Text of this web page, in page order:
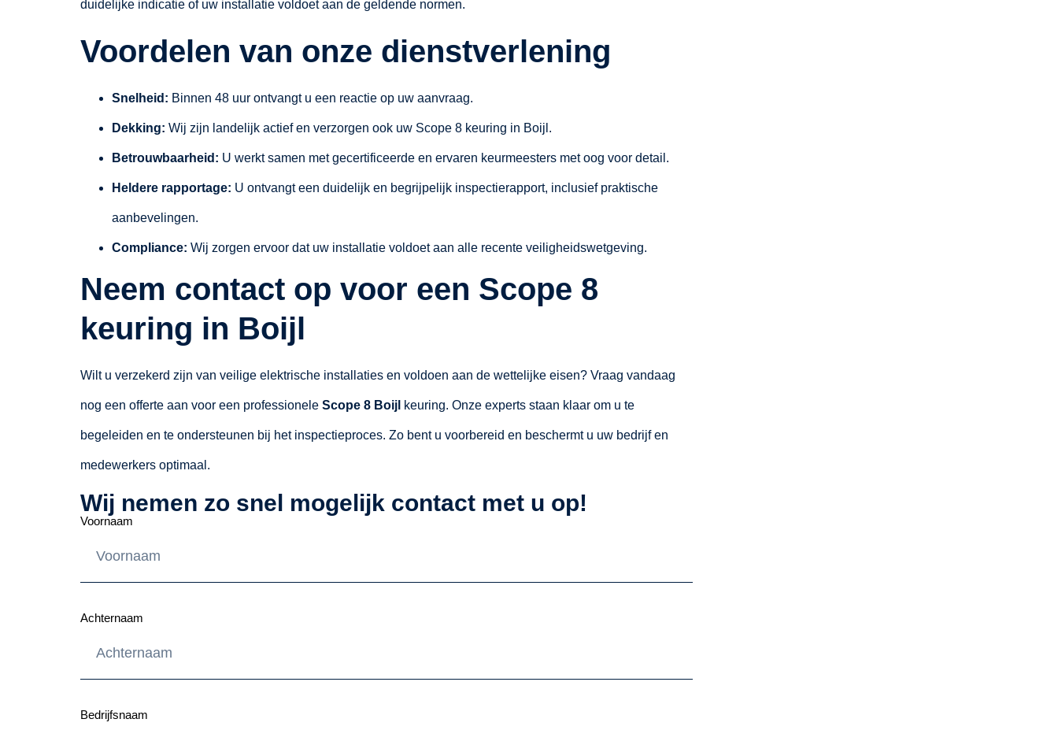
duidelijke indicatie of uw installatie voldoet aan de geldende normen.
Voordelen van onze dienstverlening
Snelheid: Binnen 48 uur ontvangt u een reactie op uw aanvraag.
Dekking: Wij zijn landelijk actief en verzorgen ook uw Scope 8 keuring in Boijl.
Betrouwbaarheid: U werkt samen met gecertificeerde en ervaren keurmeesters met oog voor detail.
Heldere rapportage: U ontvangt een duidelijk en begrijpelijk inspectierapport, inclusief praktische
aanbevelingen.
Compliance: Wij zorgen ervoor dat uw installatie voldoet aan alle recente veiligheidswetgeving.
Neem contact op voor een Scope 8
keuring in Boijl
Wilt u verzekerd zijn van veilige elektrische installaties en voldoen aan de wettelijke eisen? Vraag vandaag
nog een offerte aan voor een professionele Scope 8 Boijl keuring. Onze experts staan klaar om u te
begeleiden en te ondersteunen bij het inspectieproces. Zo bent u voorbereid en beschermt u uw bedrijf en
medewerkers optimaal.
Wij nemen zo snel mogelijk contact met u op!
Voornaam
Achternaam
Bedrijfsnaam